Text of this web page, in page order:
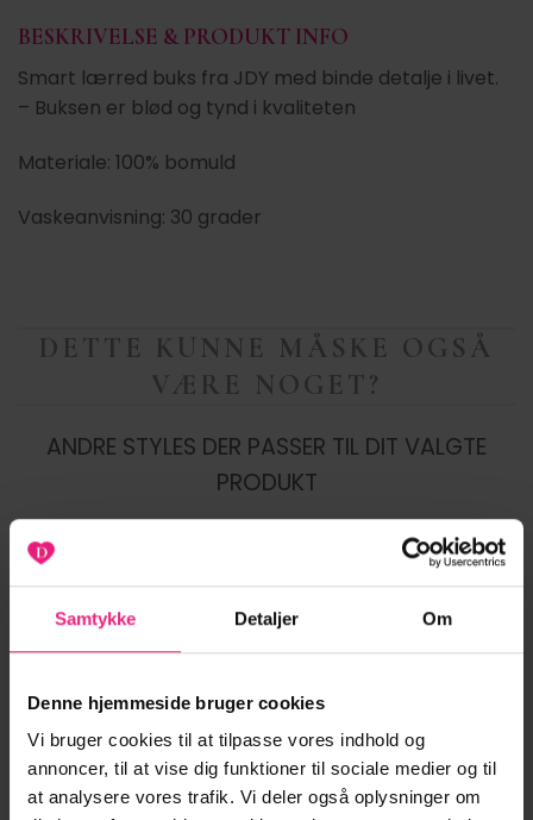
Samtykke Detaljer Om
Denne hjemmeside bruger cookies
Vi bruger cookies til at tilpasse vores indhold og
annoncer, til at vise dig funktioner til sociale medier og til
at analysere vores trafik. Vi deler også oplysninger om
BESKRIVELSE & PRODUKT INFO
Smart lærred buks fra JDY med binde detalje i livet.
– Buksen er blød og tynd i kvaliteten
Materiale: 100% bomuld
Vaskeanvisning: 30 grader
DETTE KUNNE MÅSKE OGSÅ
VÆRE NOGET?
ANDRE STYLES DER PASSER TIL DIT VALGTE
PRODUKT
-20%
Tilføj til
Tilføj til